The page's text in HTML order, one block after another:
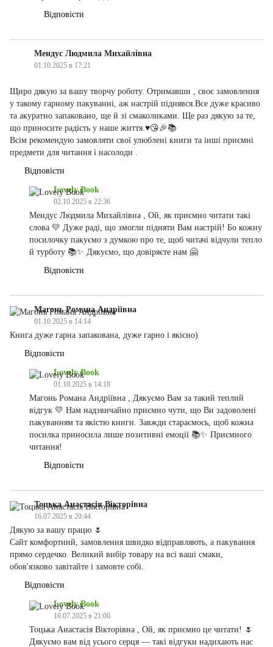
Відповісти
Мендус Людмила Михайлівна
01.10.2025 в 17:21
Щиро дякую за вашу творчу роботу. Отримавши , своє замовлення
у такому гарному пакуванні, аж настрій піднявся.Все дуже красиво
та акуратно запаковано, ще й зі смаколиками. Ще раз дякую за те,
що приносите радість у наше життя.♥️😘🎉📚
Всім рекомендую замовляти свої улюблені книги та інші приємні
предмети для читання і насолоди .
Відповісти
Lovely Book
02.10.2025 в 22:36
Мендус Людмила Михайлівна , Ой, як приємно читати такі
слова 💛 Дуже раді, що змогли підняти Вам настрій! Бо кожну
посилочку пакуємо з думкою про те, щоб читачі відчули тепло
й турботу 📚✨ Дякуємо, що довіряєте нам 🤗
Відповісти
Магонь Романа Андріївна
01.10.2025 в 14:14
Книга дуже гарна запакована, дуже гарно і якісно)
Відповісти
Lovely Book
01.10.2025 в 14:18
Магонь Романа Андріївна , Дякуємо Вам за такий теплий
відгук 💛 Нам надзвичайно приємно чути, що Ви задоволені
пакуванням та якістю книги. Завжди стараємось, щоб кожна
посилка приносила лише позитивні емоції 📚✨ Приємного
читання!
Відповісти
Тоцька Анастасія Вікторівна
16.07.2025 в 20:44
Дякую за вашу працю 🌷
Сайт комфортний, замовлення швидко відправляють, а пакування
прямо сердечко. Великий вибір товару на всі ваші смаки,
обов'язково завітайте і замовте собі.
Відповісти
Lovely Book
16.07.2025 в 21:00
Тоцька Анастасія Вікторівна , Ой, як приємно це читати! 🌷
Дякуємо вам від усього серця — такі відгуки надихають нас